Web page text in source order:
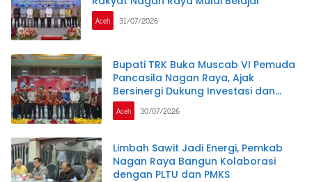
Aceh 31/07/2026
Bupati TRK Buka Muscab VI Pemuda
Pancasila Nagan Raya, Ajak
Bersinergi Dukung Investasi dan
Pembangunan Daerah
Aceh 30/07/2026
Limbah Sawit Jadi Energi, Pemkab
Nagan Raya Bangun Kolaborasi
dengan PLTU dan PMKS